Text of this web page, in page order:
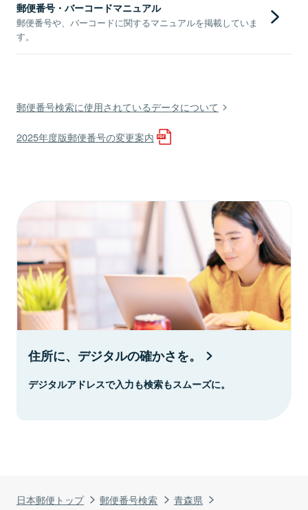
日本郵便トップ 郵便番号検索
青森県
郵便番号・バーコードマニュアル
郵便番号や、バーコードに関するマニュアルを掲載していま
す。
郵便番号検索に使用されているデータについて
2025年度版郵便番号の変更案内
住所に、デジタルの確かさを。
デジタルアドレスで入力も検索もスムーズに。